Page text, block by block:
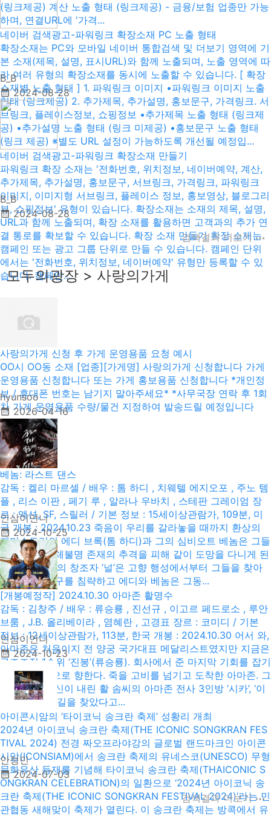
(링크제공) 계산 노출 형태 (링크제공) - 금융/보험 업종만 가능
하며, 연결URL에 '가격...
네이버 검색광고-파워링크 확장소재 PC 노출 형태
확장소재는 PC와 모바일 네이버 통합검색 및 더보기 영역에 기
본 소재(제목, 설명, 표시URL)와 함께 노출되며, 노출 영역에 따
라 여러 유형의 확장소재를 동시에 노출할 수 있습니다. [ 확장
소재별 노출 형태 ] 1. 파워링크 이미지 •파워링크 이미지 노출
형태 (링크제공) 2. 추가제목, 추가설명, 홍보문구, 가격링크. 서
브링크, 플레이스정보, 쇼핑정보 •추가제목 노출 형태 (링크제
공) •추가설명 노출 형태 (링크 미제공) •홍보문구 노출 형태
(링크 제공) ※별도 URL 설정이 가능하도록 개선될 예정입...
B_B
2024-08-28
네이버 검색광고-파워링크 확장소재 만들기
파워링크 확장 소재는 '전화번호, 위치정보, 네이버예약, 계산,
추가제목, 추가설명, 홍보문구, 서브링크, 가격링크, 파워링크
이미지, 이미지형 서브링크, 플레이스 정보, 홍보영상, 블로그리
뷰, 쇼핑정보' 유형이 있습니다. 확장소재는 소재의 제목, 설명,
URL과 함께 노출되며, 확장 소재를 활용하면 고객과의 추가 연
결 통로를 확보할 수 있습니다. 확장 소재 만들기 확장 소재는
캠페인 또는 광고 그룹 단위로 만들 수 있습니다. 캠페인 단위
에서는 '전화번호, 위치정보, 네이버예약' 유형만 등록할 수 있
습니다. 캠페인...
B_B
2024-08-28
검색결과 더보기
모두의광장 > 사랑의가게
사랑의가게 신청 후 가게 운영용품 요청 예시
OO시 OO동 소재 [업종][가게명] 사랑의가게 신청합니다 가게
운영용품 신청합니다 또는 가게 홍보용품 신청합니다 *개인정
보 / 휴대폰 번호는 남기지 말아주세요* *사무국장 연락 후 1회
차 가게 운영용품 수량/물건 지정하여 발송드릴 예정입니다
hyunsoo
2026-04-16
베놈: 라스트 댄스
감독 : 켈리 마르셀 / 배우 : 톰 하디 , 치웨텔 에지오포 , 주노 템
플 , 리스 이판 , 페기 루 , 알라나 우바치 , 스테판 그레이엄 장
르 : 액션, SF, 스릴러 / 기본 정보 : 15세이상관람가, 109분, 미
국 개봉 : 2024.10.23 죽음이 우리를 갈라놓을 때까지 환상의
케미스트리의 에디 브록(톰 하디)과 그의 심비오트 베놈은 그들
을 노리는 정체불명 존재의 추격을 피해 같이 도망을 다니게 된
다. 한편 베놈의 창조자 ‘널’은 고향 행성에서부터 그들을 찾아
내기 위해 지구를 침략하고 에디와 베놈은 그동...
인삼이언니
2024-10-25
[개봉예정작] 2024.10.30 아마존 활명수
감독 : 김창주 / 배우 : 류승룡 , 진선규 , 이고르 페드로소 , 루안
브룸 , J.B. 올리베이라 , 염혜란 , 고경표 장르 : 코미디 / 기본
정보 : 12세이상관람가, 113분, 한국 개봉 : 2024.10.30 어서 와,
아마존은 처음이지 전 양궁 국가대표 메달리스트였지만 지금은
구조조정 1순위 ‘진봉’(류승룡). 회사에서 준 마지막 기회를 잡기
위해 아마존으로 향한다. 죽을 고비를 넘기고 도착한 아마존. 그
곳에서 만난 신이 내린 활 솜씨의 아마존 전사 3인방 ‘시카’, ‘이
바’, ‘왈부’! 살 길을 찾았다고...
인삼이언니
2024-10-23
아이콘시암의 ‘타이코닉 송크란 축제’ 성황리 개최
2024년 아이코닉 송크란 축제(THE ICONIC SONGKRAN FES
TIVAL 2024) 전경 짜오프라야강의 글로벌 랜드마크인 아이콘
시암(ICONSIAM)에서 송크란 축제의 유네스코(UNESCO) 무형
문화유산 등재를 기념해 타이코닉 송크란 축제(THAICONIC S
ONGKRAN CELEBRATION)의 일환으로 ‘2024년 아이코닉 송
크란 축제(THE ICONIC SONGKRAN FESTIVAL 2024)’라는 민
관협동 새해맞이 축제가 열린다. 이 송크란 축제는 방콕에서 유
안정민
2024-07-03
검색결과 더보기